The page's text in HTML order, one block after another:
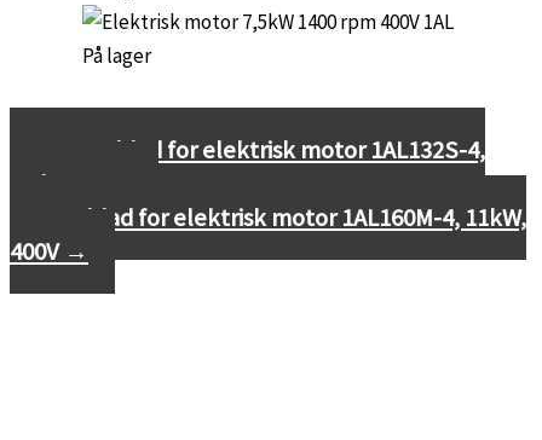
Datablad for elektrisk motor 1AL132S-4,
5,5kW, 400V
Datablad for elektrisk motor 1AL160M-4, 11kW,
400V →